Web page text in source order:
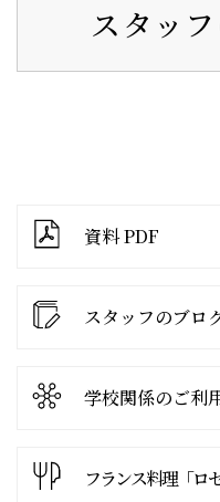
スタッ
資料 PDF
スタッフのブロ
学校関係のご利
フランス料理「ロ